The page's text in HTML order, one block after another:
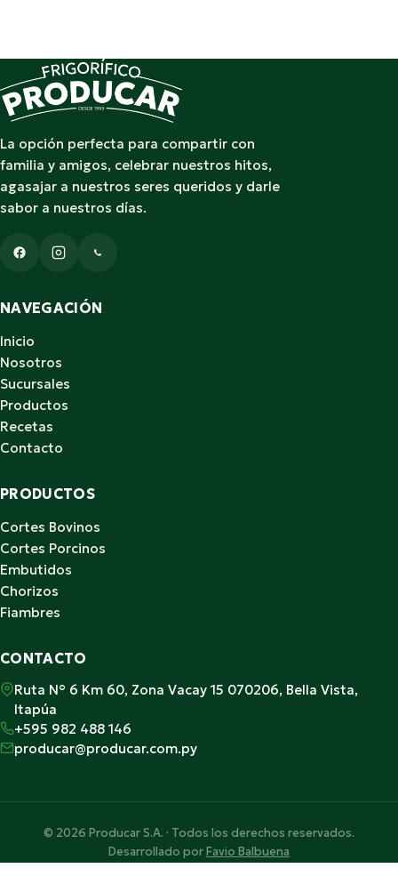
La opción perfecta para compartir con
familia y amigos, celebrar nuestros hitos,
agasajar a nuestros seres queridos y darle
sabor a nuestros días.
NAVEGACIÓN
Inicio
Nosotros
Sucursales
Productos
Recetas
Contacto
PRODUCTOS
Cortes Bovinos
Cortes Porcinos
Embutidos
Chorizos
Fiambres
CONTACTO
Ruta N° 6 Km 60, Zona Vacay 15 070206, Bella Vista,
Itapúa
+595 982 488 146
producar@producar.com.py
© 2026 Producar S.A. · Todos los derechos reservados.
Desarrollado porFavio Balbuena